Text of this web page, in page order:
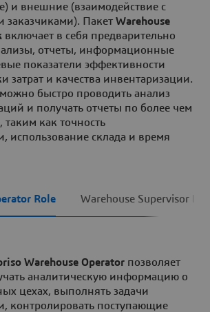
и внешние (взаимодействие с
заказчиками). Пакет Warehouse
включает в себя предварительно
отчеты, информационные
показатели эффективности
затрат и качества инвентаризации.
быстро проводить анализ
и получать отчеты по более чем
таким как точность
использование склада и время
Role Warehouse Supervisor
Warehouse Operator позволяет
аналитическую информацию о
цехах, выполнять задачи
контролировать поступающие